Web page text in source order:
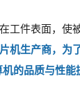
工件表面，使
机生产商，为
的品质与性能